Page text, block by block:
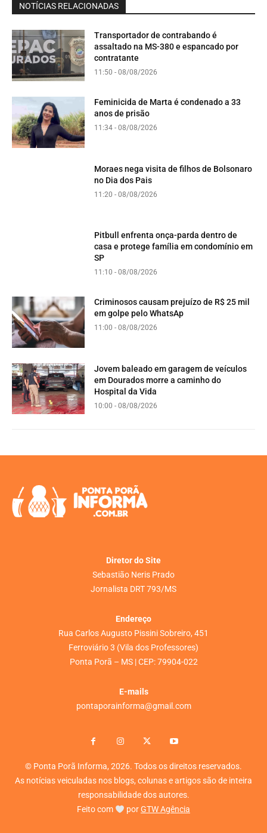
NOTÍCIAS RELACIONADAS
Transportador de contrabando é
assaltado na MS-380 e espancado por
contratante
11:50 - 08/08/2026
Feminicida de Marta é condenado a 33
anos de prisão
11:34 - 08/08/2026
Moraes nega visita de filhos de Bolsonaro
no Dia dos Pais
11:20 - 08/08/2026
Pitbull enfrenta onça-parda dentro de
casa e protege família em condomínio em
SP
11:10 - 08/08/2026
Criminosos causam prejuízo de R$ 25 mil
em golpe pelo WhatsAp
11:00 - 08/08/2026
Jovem baleado em garagem de veículos
em Dourados morre a caminho do
Hospital da Vida
10:00 - 08/08/2026
Diretor do Site
Sebastião Neris Prado
Jornalista DRT 793/MS
Endereço
Rua Carlos Augusto Pissini Sobreiro, 451
Ferroviário 3 (Vila dos Professores)
Ponta Porã – MS | CEP: 79904-022
E-mails
pontaporainforma@gmail.com
© Ponta Porã Informa, 2026. Todos os direitos reservados.
As notícias veiculadas nos blogs, colunas e artigos são de inteira
responsabilidade dos autores.
Feito com
porGTW Agência